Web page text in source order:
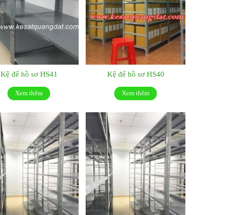
Kệ để hồ sơ HS41
Xem thêm
Kệ để hồ sơ HS40
Xem thêm